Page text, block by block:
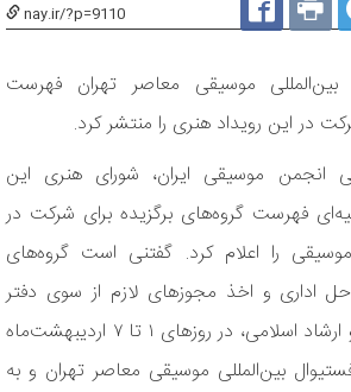
nay.ir/?p=9110
موسیقی معاصر تهران فهرست
در این رویداد هنری را منتشر کرد.
انجمن موسیقی ایران، شورای هنری این
فهرست گروه‌های برگزیده برای شرکت در
موسیقی را اعلام کرد. گفتنی است گروه‌های
اداری و اخذ مجوزهای لازم از سوی دفتر
موسیقی وزارت فرهنگ و ارشاد اسلامی، در روزهای ۱ تا ۷ اردیبهشت‌ماه
فستیوال بین‌المللی موسیقی معاصر تهران و به